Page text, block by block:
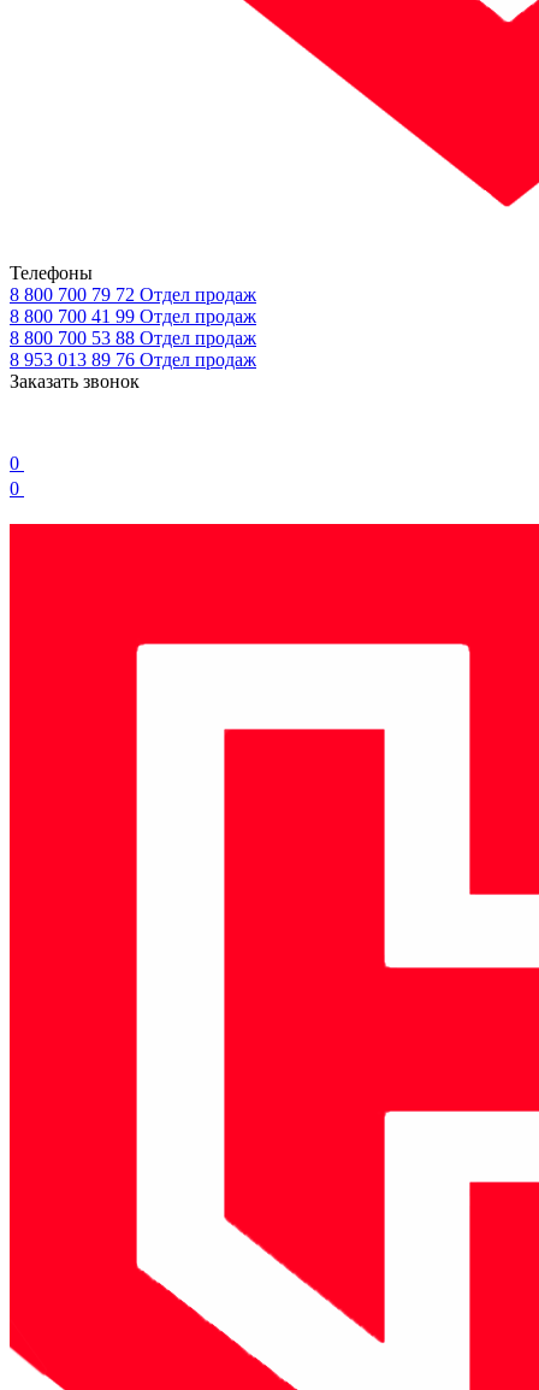
Телефоны
8 800 700 79 72 Отдел продаж
8 800 700 41 99 Отдел продаж
8 800 700 53 88 Отдел продаж
8 953 013 89 76 Отдел продаж
Заказать звонок
0
0